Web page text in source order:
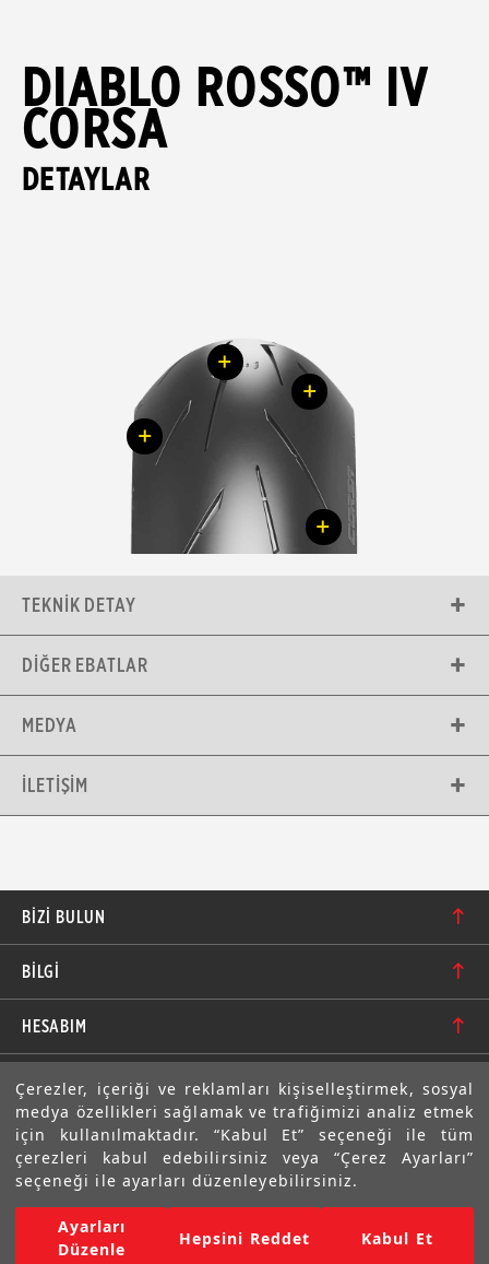
Çerezler, içeriği ve reklamları kişiselleştirmek, sosyal
medya özellikleri sağlamak ve trafiğimizi analiz etmek
için kullanılmaktadır. “Kabul Et” seçeneği ile tüm
çerezleri kabul edebilirsiniz veya “Çerez Ayarları”
seçeneği ile ayarları düzenleyebilirsiniz.
Ayarları
Düzenle
Hepsini Reddet Kabul Et
DIABLO ROSSO™ IV
CORSA
DETAYLAR
+
+
+
+
TEKNIK DETAY
DIĞER EBATLAR
MEDYA
İLETIŞIM
BIZI BULUN
bilgi@motolastik.com
+90 549 549 66 86
+90 232 462 08 42
BİLGİ
Banka Hesap Numaraları
Teknik Bilgi
Sıkça Sorulan Sorular
Gizlilik Bildirimi ve Güvenlik
Mesafeli Satış Sözleşmesi
HESABIM
Siparişler
Adresler
Üyelik Bilgilerim
E-BÜLTEN
Abone olarak aramıza katılın. Avantajlardan ve indirimlerden
ilk sizin haberiniz olsun!
Copyright © 2022 Motolastik. Tüm Hakkı Saklıdır.